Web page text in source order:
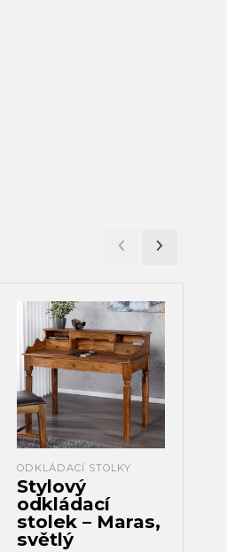
ODKLÁDACÍ STOLKY
Stylový
odkládací
stolek – Maras,
světlý